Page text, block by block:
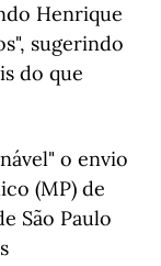
Henrique
sugerindo
do que
o envio
(MP) de
São Paulo